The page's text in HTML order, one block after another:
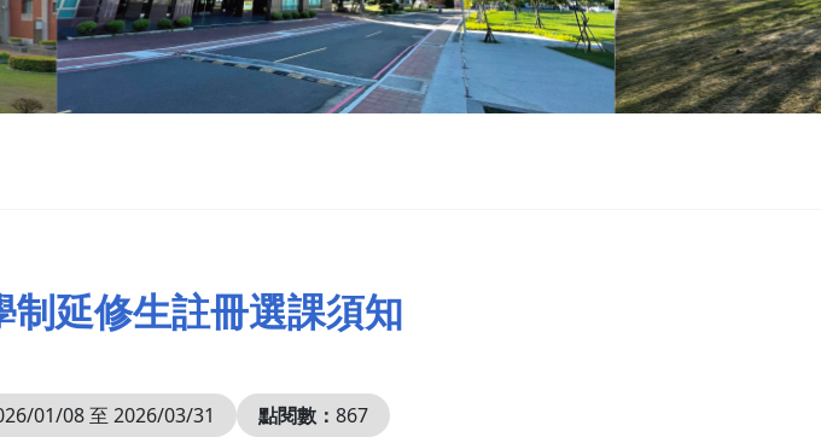
制延修生註冊選課須知
01/08 至 2026/03/31 點閱數： 867